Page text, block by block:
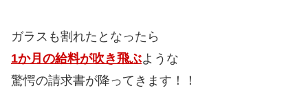
ガラスも割れたとなったら
1か月の給料が吹き飛ぶような
驚愕の請求書が降ってきます！！